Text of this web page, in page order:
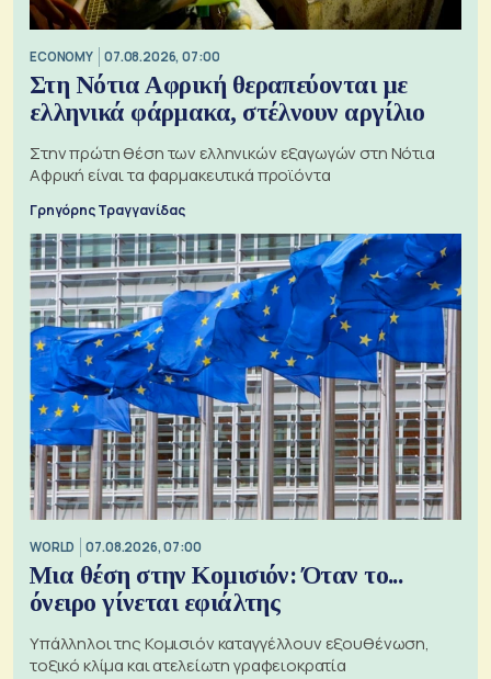
ECONOMY 07.08.2026, 07:00
Στη Νότια Αφρική θεραπεύονται με
ελληνικά φάρμακα, στέλνουν αργίλιο
Στην πρώτη θέση των ελληνικών εξαγωγών στη Νότια
Αφρική είναι τα φαρμακευτικά προϊόντα
Γρηγόρης Τραγγανίδας
WORLD 07.08.2026, 07:00
Μια θέση στην Κομισιόν: Όταν το...
όνειρο γίνεται εφιάλτης
Υπάλληλοι της Κομισιόν καταγγέλλουν εξουθένωση,
τοξικό κλίμα και ατελείωτη γραφειοκρατία